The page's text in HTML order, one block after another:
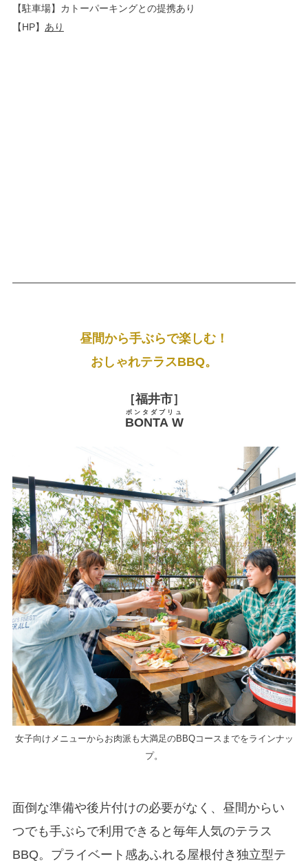
【駐車場】カトーパーキングとの提携あり
【HP】 あり
昼間から手ぶらで楽しむ！
おしゃれテラスBBQ。
［福井市］
BONTA W
ボンタダブリュ
女子向けメニューからお肉派も大満足のBBQコースまでをラインナッ
プ。
面倒な準備や後片付けの必要がなく、昼間からい
つでも手ぶらで利用できると毎年人気のテラス
BBQ。プライベート感あふれる屋根付き独立型テ